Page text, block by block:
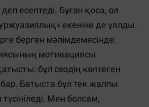
есептеді. Бұған қоса, ол
екеніне де ұялды.
берген мәлімдемесінде:
мотивациясы
бұл сөздің көптеген
бар. Батыста бұл тек жалпы
Мен болсам,